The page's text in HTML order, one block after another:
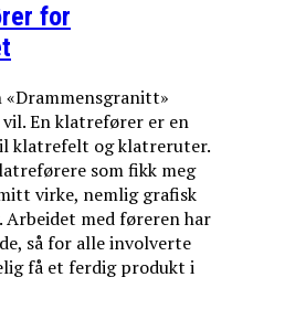
for
En klatrefører er en
klatrefelt og klatreruter.
som fikk meg
virke, nemlig grafisk
med føreren har
så for alle involverte
få et ferdig produkt i